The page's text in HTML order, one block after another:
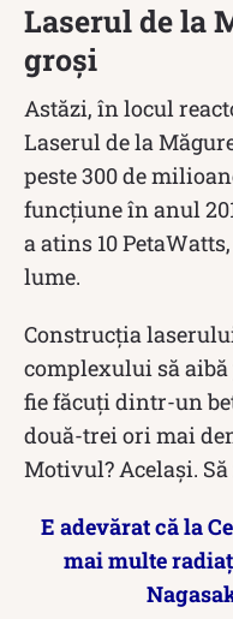
Laserul de la
groși
Astăzi, în locul
Laserul de la
peste 300 de
funcțiune în anul
a atins 10
lume.
Construcția
complexului să aibă
fie făcuți dintr-un
două-trei ori mai
Motivul? Același.
E adevărat că la
mai multe